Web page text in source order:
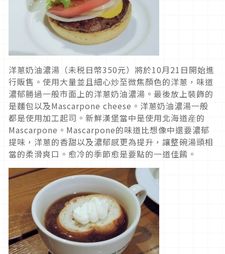
洋蔥奶油濃湯（未税日幣350元）將於10月21日開始進
行販售。使用大量並且細心炒至微焦顏色的洋蔥，味道
濃郁勝過一般市面上的洋蔥奶油濃湯。最後放上裝飾的
是麵包以及Mascarpone cheese。洋蔥奶油濃湯一般
都是使用加工起司。新鮮漢堡當中是使用北海道産的
Mascarpone。Mascarpone的味道比想像中還要濃郁
提味，洋蔥的香甜以及濃郁感更為提升，讓整碗湯頭相
當的柔滑爽口。愈冷的季節愈是要點的一道佳餚。